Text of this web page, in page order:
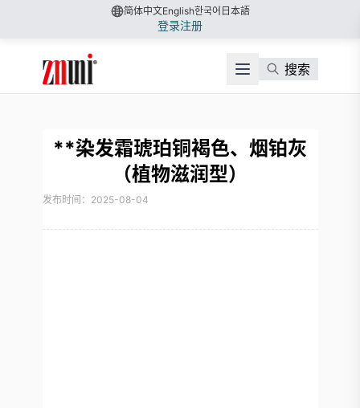
简体中文English한국어 日本語
登录注册
搜索
**染发霜琥珀铜褐色、烟铂灰
（植物滋润型）
发布时间：2025-08-04